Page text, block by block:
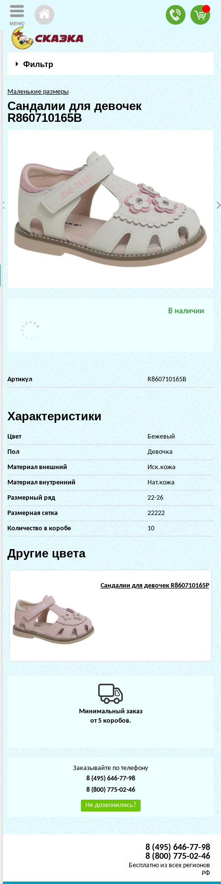
Фильтр
Маленькие размеры
Сандалии для девочек
R860710165B
В наличии
Артикул R860710165B
Характеристики
Цвет Бежевый
Пол Девочка
Материал внешний Иск.кожа
Материал внутренний Нат.кожа
Размерный ряд 22-26
Размерная сетка 22222
Количество в коробе 10
Другие цвета
Сандалии для девочек R860710165P
Минимальный заказ
от 5 коробов.
Заказывайте по телефону
8 (495) 646-77-98
8 (800) 775-02-46
Не дозвонились?
8 (495) 646-77-98
8 (800) 775-02-46
Бесплатно из всех регионов
РФ